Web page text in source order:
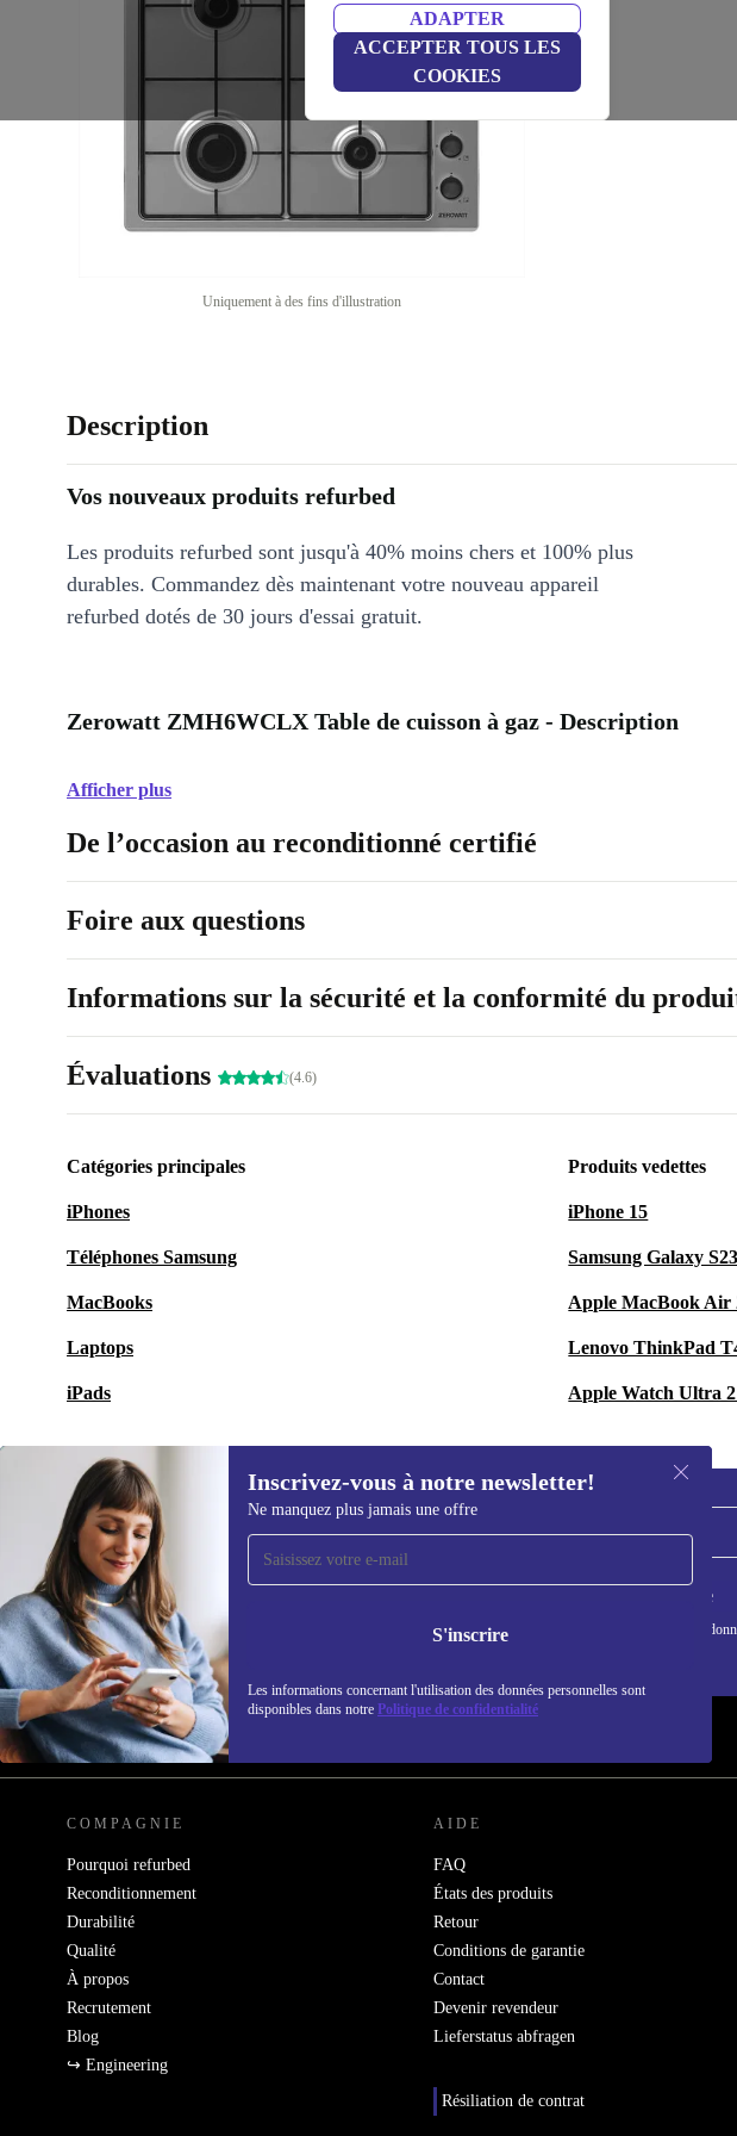
ADAPTER
ACCEPTER TOUS LES
COOKIES
Uniquement à des fins d'illustration
Description
Vos nouveaux produits refurbed
Les produits refurbed sont jusqu'à 40% moins chers et 100% plus
durables. Commandez dès maintenant votre nouveau appareil
refurbed dotés de 30 jours d'essai gratuit.
Zerowatt ZMH6WCLX Table de cuisson à gaz - Description
Afficher plus
De l’occasion au reconditionné certifié
Foire aux questions
Informations sur la sécurité et la conformité du
Évaluations (4.6)
Catégories principales
iPhones
Téléphones Samsung
MacBooks
Laptops
iPads
Produits vedettes
iPhone 15
Samsung Galaxy S23
Apple MacBook Air
Lenovo ThinkPad
Apple Watch Ultra 2
Inscrivez-vous à notre newsletter!
Ne manquez plus jamais une offre
S'inscrire
Les informations concernant l'utilisation des données personnelles sont
disponibles dans notre Politique de confidentialité
Recevoir offres et infos de
refurbed par mail
Ne manquez plus aucune offre.
S'inscrire
Retrouvez les informations sur l'utilisation des
REFURBED FRANCE - RETHINK NEW.
COMPAGNIE
Pourquoi refurbed
Reconditionnement
Durabilité
Qualité
À propos
Recrutement
Blog
↪ Engineering
AIDE
FAQ
États des produits
Retour
Conditions de garantie
Contact
Devenir revendeur
Lieferstatus abfragen
Résiliation de contrat